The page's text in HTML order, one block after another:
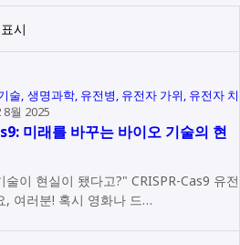
시
술 생명과학 유전병 유전자 가위 유전자 치
8월 2025
미래를 바꾸는 바이오 기술의 현
이 현실이 됐다고?" CRISPR-Cas9 유전
안녕하세요, 여러분! 혹시 영화나 드…